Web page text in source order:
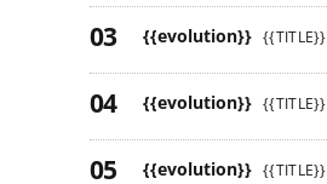
{{evolution}} {{TITLE}}
{{evolution}} {{TITLE}}
{{evolution}} {{TITLE}}